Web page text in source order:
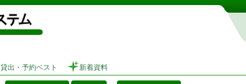
図書館 蔵書検索・予約システム
貸出・予約ベスト 新着資料